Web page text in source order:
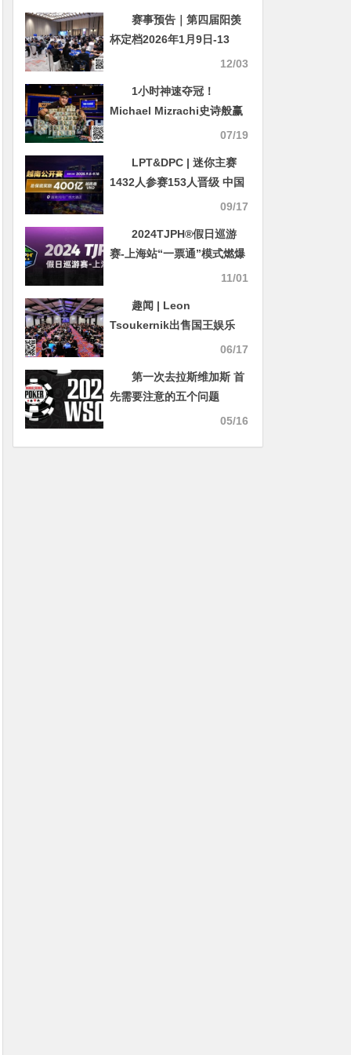
赛事预告｜第四届阳羡
杯定档2026年1月9日-13
日，山水秘境里的巅峰对决
12/03
1小时神速夺冠！
Michael Mizrachi史诗般赢
得2025WSOP主赛冠军，奖
07/19
LPT&DPC | 迷你主赛
1432人参赛153人晋级 中国
09/17
2024TJPH®假日巡游
赛-上海站“一票通”模式燃爆
11/01
趣闻 | Leon
Tsoukernik出售国王娱乐
06/17
第一次去拉斯维加斯 首
先需要注意的五个问题
05/16